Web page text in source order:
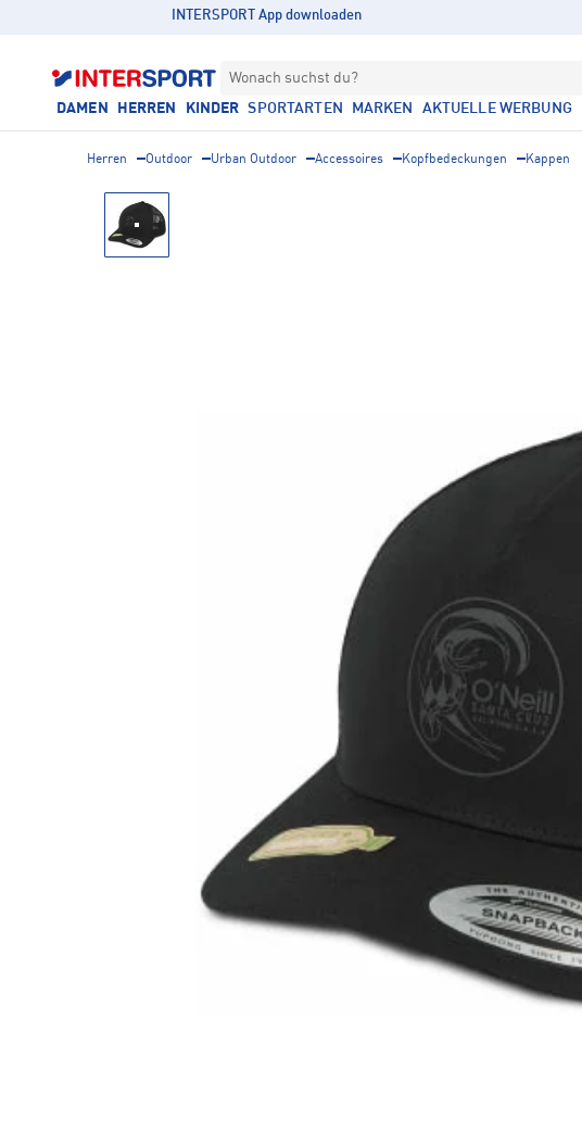
INTERSPORT App downloaden
Wonach suchst du?
DAMEN HERREN KINDER SPORTARTEN MARKEN AKTUELLE WERBUNG
Herren Outdoor Urban Outdoor Accessoires Kopfbedeckungen Kappen